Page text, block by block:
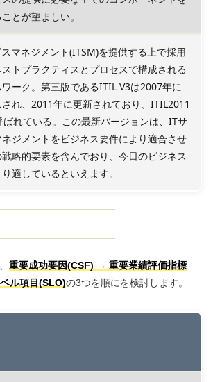
とが望ましい。
マネジメント(ITSM)を提供する上で採用
トプラクティスとプロセスで構成される
ーク。第三版であるITIL V3は2007年に
され、2011年に更新されており、ITIL2011
ばれている。この最新バージョンは、ITサ
ジメントをビジネス要件により適合させ
略的要素を含んでおり、今日のビジネス
適しているといえます。
重要成功要因(CSF) → 重要業績評価指標
ル項目(SLO)の3つを順にを検討します。